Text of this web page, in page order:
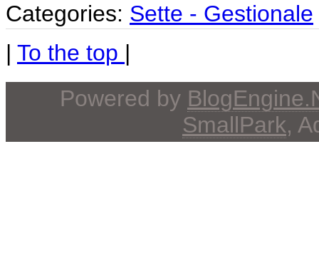
Categories: Sette - Gestionale
| To the top |
Powered by
SmallPark,